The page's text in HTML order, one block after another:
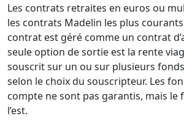
Les contrats retraites en euros ou
les contrats Madelin les plus
contrat est géré comme un contrat
seule option de sortie est la rente
souscrit sur un ou sur plusieurs
selon le choix du souscripteur. Les
compte ne sont pas garantis, mais le
l’est.